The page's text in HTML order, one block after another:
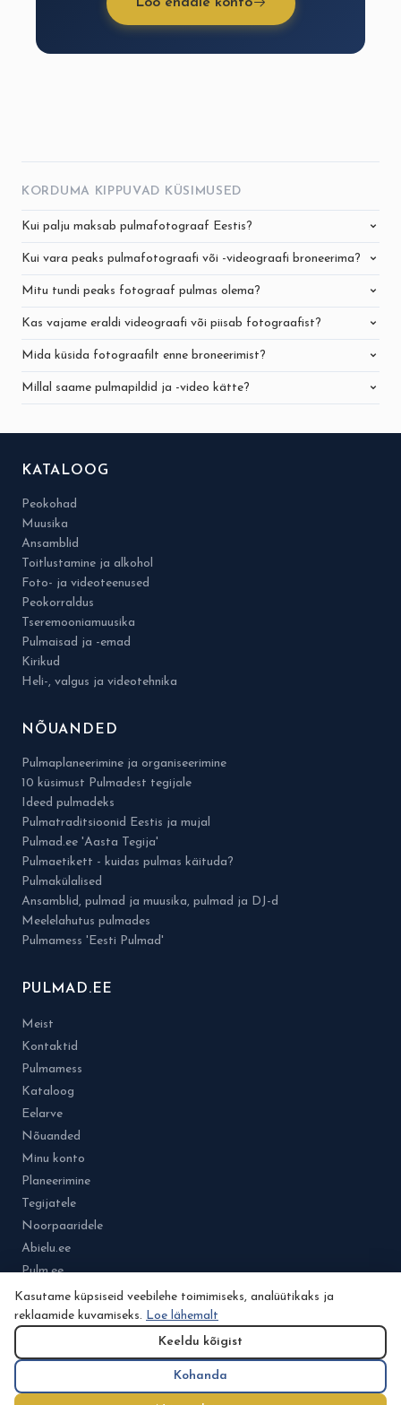
KORDUMA KIPPUVAD KÜSIMUSED
Kui palju maksab pulmafotograaf Eestis?
Kui vara peaks pulmafotograafi või -videograafi broneerima?
Mitu tundi peaks fotograaf pulmas olema?
Kas vajame eraldi videograafi või piisab fotograafist?
Mida küsida fotograafilt enne broneerimist?
Millal saame pulmapildid ja -video kätte?
KATALOOG
Peokohad
Muusika
Ansamblid
Toitlustamine ja alkohol
Foto- ja videoteenused
Peokorraldus
Tseremooniamuusika
Pulmaisad ja -emad
Kirikud
Heli-, valgus ja videotehnika
NÕUANDED
Pulmaplaneerimine ja organiseerimine
10 küsimust Pulmadest tegijale
Ideed pulmadeks
Pulmatraditsioonid Eestis ja mujal
Pulmad.ee 'Aasta Tegija'
Pulmaetikett - kuidas pulmas käituda?
Pulmakülalised
Ansamblid, pulmad ja muusika, pulmad ja DJ-d
Meelelahutus pulmades
Pulmamess 'Eesti Pulmad'
PULMAD.EE
Meist
Kontaktid
Pulmamess
Kataloog
Eelarve
Nõuanded
Minu konto
Planeerimine
Tegijatele
Noorpaaridele
Abielu.ee
Pulm.ee
© 2026 Osa Pulmad.ee.grupist. Kõik õigused kaitstud.
Kasutustingimused
Kasutame küpsiseid veebilehe toimimiseks, analüütikaks ja
reklaamide kuvamiseks. Loe lähemalt
Keeldu kõigist
Kohanda